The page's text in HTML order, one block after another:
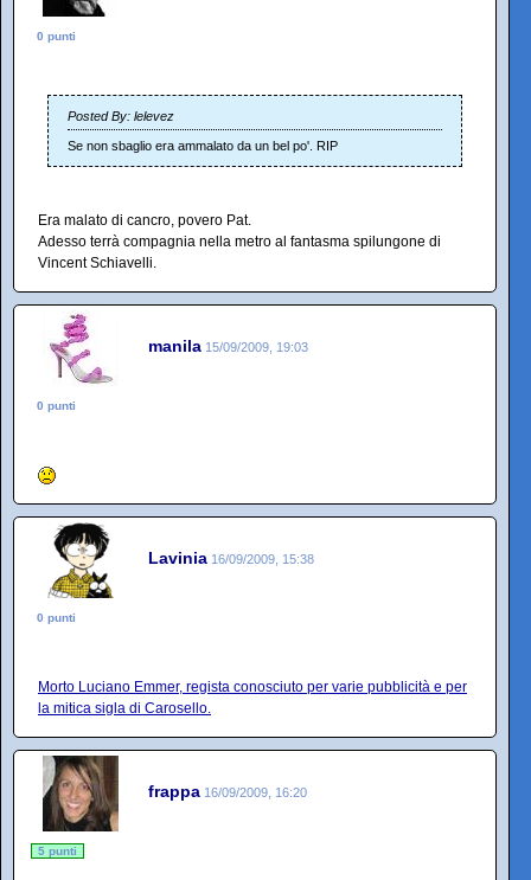
0 punti
Posted By: lelevez
Se non sbaglio era ammalato da un bel po'. RIP
Era malato di cancro, povero Pat.
Adesso terrà compagnia nella metro al fantasma spilungone di
Vincent Schiavelli.
manila 15/09/2009, 19:03
0 punti
Lavinia 16/09/2009, 15:38
0 punti
Morto Luciano Emmer, regista conosciuto per varie pubblicità e per
la mitica sigla di Carosello.
frappa 16/09/2009, 16:20
5 punti